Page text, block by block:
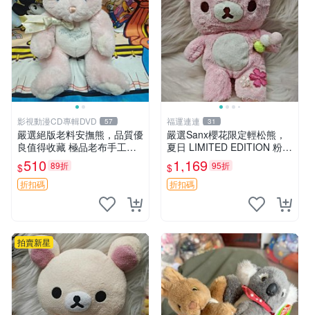
影視動漫CD專輯DVD 57
嚴選絕版老料安撫熊，品質優
良值得收藏 極品老布手工安
撫搖鈴玩具，適合哄睡寶貝
超柔老料搖鈴熊，專為孩子設
計的安心伴護 推薦絕版老布
製工藝搖鈴熊，可當作童
$510 89折
折扣碼
福運連連 31
嚴選Sanx櫻花限定輕松熊，
夏日 LIMITED EDITION 粉色
毛絨熊，背有拉鏈設計，肚內
填充豆袋，精致工藝呈現，狀
態如新，適合收藏與送人 櫻
$1,169 95折
折扣碼
拍賣新星